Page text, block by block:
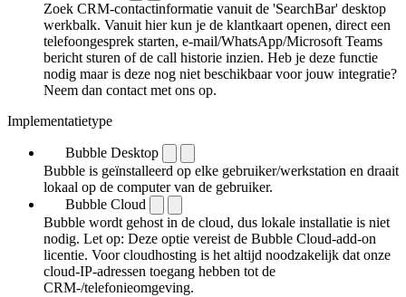
Zoek CRM-contactinformatie vanuit de 'SearchBar' desktop
werkbalk. Vanuit hier kun je de klantkaart openen, direct een
telefoongesprek starten, e-mail/WhatsApp/Microsoft Teams
bericht sturen of de call historie inzien. Heb je deze functie
nodig maar is deze nog niet beschikbaar voor jouw integratie?
Neem dan contact met ons op.
Implementatietype
Bubble Desktop
Bubble is geïnstalleerd op elke gebruiker/werkstation en draait
lokaal op de computer van de gebruiker.
Bubble Cloud
Bubble wordt gehost in de cloud, dus lokale installatie is niet
nodig. Let op: Deze optie vereist de Bubble Cloud-add-on
licentie. Voor cloudhosting is het altijd noodzakelijk dat onze
cloud-IP-adressen toegang hebben tot de
CRM-/telefonieomgeving.